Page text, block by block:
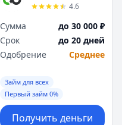
4.6
Сумма
до 30 000 ₽
Срок
до 20 дней
Одобрение
Среднее
Займ для всех
Первый займ 0%
Получить деньги